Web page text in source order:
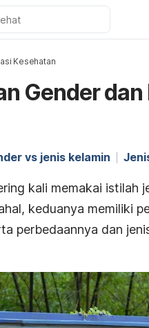
Kesehatan
Gender
vs jenis kelamin
kali memakai istilah
keduanya memiliki
perbedaannya dan